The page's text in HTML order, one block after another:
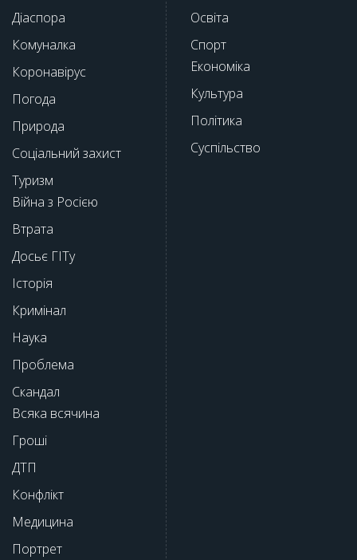
Діаспора
Комуналка
Коронавірус
Погода
Природа
Соціальний захист
Туризм
Війна з Росією
Втрата
Досьє ГІТу
Історія
Кримінал
Наука
Проблема
Скандал
Всяка всячина
Гроші
ДТП
Конфлікт
Медицина
Портрет
Освіта
Спорт
Економіка
Культура
Політика
Суспільство